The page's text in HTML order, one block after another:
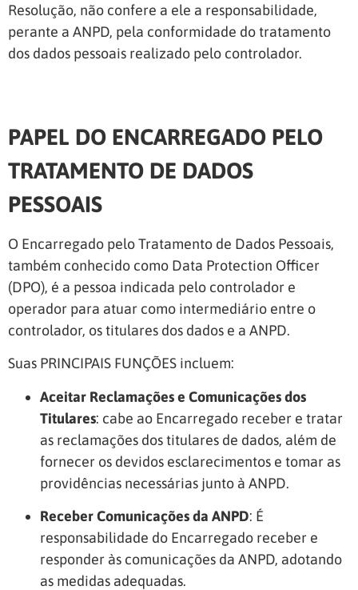
Resolução, não confere a ele a responsabilidade,
perante a ANPD, pela conformidade do tratamento
dos dados pessoais realizado pelo controlador.
PAPEL DO ENCARREGADO PELO
TRATAMENTO DE DADOS
PESSOAIS
O Encarregado pelo Tratamento de Dados Pessoais,
também conhecido como Data Protection Officer
(DPO), é a pessoa indicada pelo controlador e
operador para atuar como intermediário entre o
controlador, os titulares dos dados e a ANPD.
Suas PRINCIPAIS FUNÇÕES incluem:
Aceitar Reclamações e Comunicações dos
Titulares: cabe ao Encarregado receber e tratar
as reclamações dos titulares de dados, além de
fornecer os devidos esclarecimentos e tomar as
providências necessárias junto à ANPD.
Receber Comunicações da ANPD: É
responsabilidade do Encarregado receber e
responder às comunicações da ANPD, adotando
as medidas adequadas.